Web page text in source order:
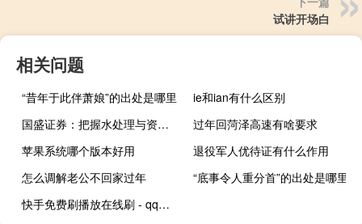
试讲开场白
相关问题
“昔年于此伴萧娘”的出处是哪里
ie和ian有什么区别
国盛证券：把握水处理与资源化技术新机遇
过年回菏泽高速有啥要求
苹果系统哪个版本好用
退役军人优待证有什么作用
怎么调解老公不回家过年
“底事令人重分首”的出处是哪里
快手免费刷播放在线刷 - qq空间说说赞自助下单免费